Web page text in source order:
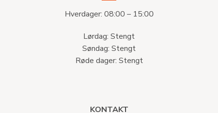
Hverdager: 08:00 – 15:00
Lørdag: Stengt
Søndag: Stengt
Røde dager: Stengt
KONTAKT